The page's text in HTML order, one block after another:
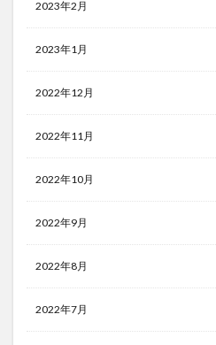
2023年2月
2023年1月
2022年12月
2022年11月
2022年10月
2022年9月
2022年8月
2022年7月